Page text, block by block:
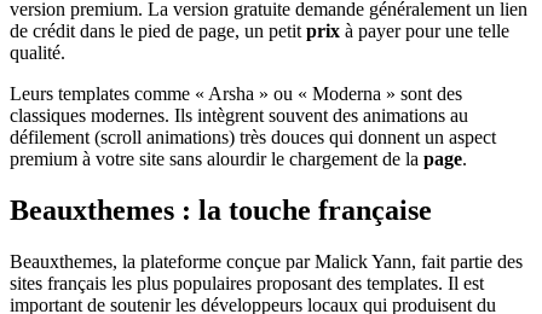
version premium. La version gratuite demande généralement un lien
de crédit dans le pied de page, un petit prix à payer pour une telle
qualité.
Leurs templates comme « Arsha » ou « Moderna » sont des
classiques modernes. Ils intègrent souvent des animations au
défilement (scroll animations) très douces qui donnent un aspect
premium à votre site sans alourdir le chargement de la page.
Beauxthemes : la touche française
Beauxthemes, la plateforme conçue par Malick Yann, fait partie des
sites français les plus populaires proposant des templates. Il est
important de soutenir les développeurs locaux qui produisent du